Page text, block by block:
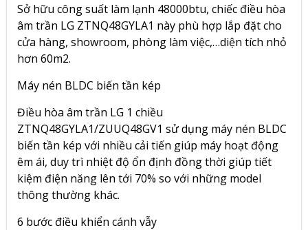
Sở hữu công suất làm lạnh 48000btu, chiếc điều hòa
âm trần LG ZTNQ48GYLA1 này phù hợp lắp đặt cho
cửa hàng, showroom, phòng làm việc,…diện tích nhỏ
hơn 60m2.
Máy nén BLDC biến tần kép
Điều hòa âm trần LG 1 chiều
ZTNQ48GYLA1/ZUUQ48GV1 sử dụng máy nén BLDC
biến tần kép với nhiều cải tiến giúp máy hoạt động
êm ái, duy trì nhiệt độ ổn định đồng thời giúp tiết
kiệm điện năng lên tới 70% so với những model
thông thường khác.
6 bước điều khiển cánh vẫy